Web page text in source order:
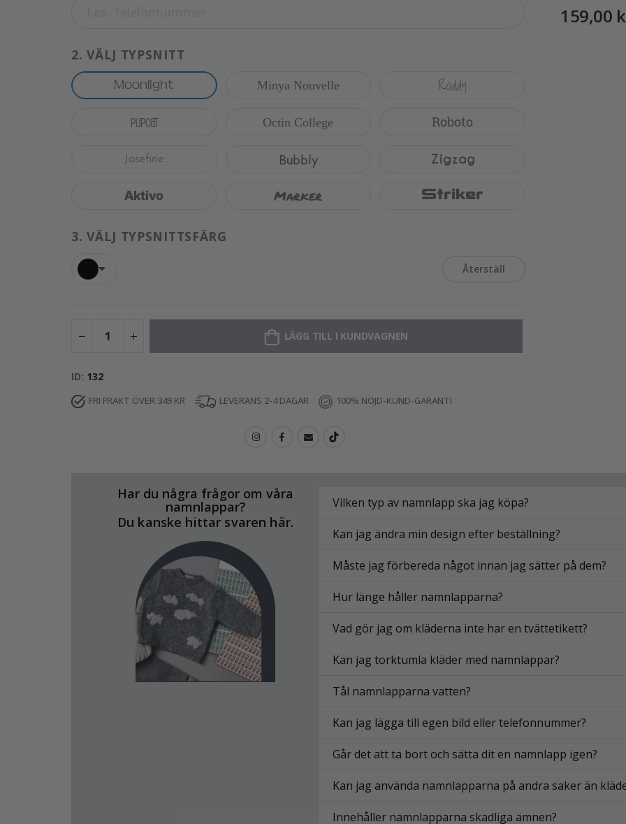
2. VÄLJ TYPSNITT
Moonlight Minya Nouvelle Roddy
Pupcat Octin College Roboto
Josefine Bubbly Zigzag
Aktivo Marker Striker
3. VÄLJ TYPSNITTSFÄRG
Återställ
LÄGG TILL I KUNDVAGNEN
159,00
ID 132
FRI FRAKT ÖVER 349 KR LEVERANS 2-4 DAGAR 100% NÖJD-KUND-GARANTI
Har du några frågor om våra
namnlappar?
Du kanske hittar svaren här.
Vilken typ av namnlapp ska jag köpa?
Kan jag ändra min design efter beställning?
Måste jag förbereda något innan jag sätter på dem?
Hur länge håller namnlapparna?
Vad gör jag om kläderna inte har en tvättetikett?
Kan jag torktumla kläder med namnlappar?
Tål namnlapparna vatten?
Kan jag lägga till egen bild eller telefonnummer?
Går det att ta bort och sätta dit en namnlapp igen?
Kan jag använda namnlapparna på andra saker än
Innehåller namnlapparna skadliga ämnen?